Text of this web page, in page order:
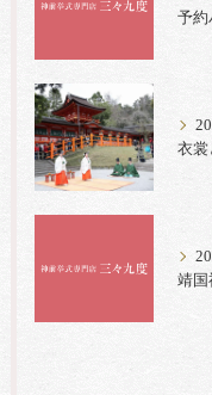
予約
衣裳
靖国